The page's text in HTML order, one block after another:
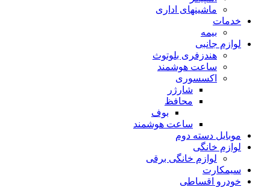
ماشینهای اداری
خدمات
بیمه
لوازم جانبی
هندزفری بلوتوث
ساعت هوشمند
اکسسوری
شارژر
محافظ
بوف
ساعت هوشمند
موبایل دسته دوم
لوازم خانگی
لوازم خانگی برقی
سیمکارت
خودرو اقساطی